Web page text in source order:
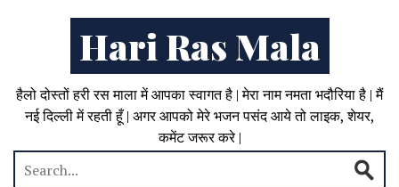
Hari Ras Mala
हैलो दोस्तों हरी रस माला में आपका स्वागत है | मेरा नाम नमता भदौरिया है | मैं
नई दिल्ली में रहती हूँ | अगर आपको मेरे भजन पसंद आये तो लाइक, शेयर,
कमेंट जरूर करे |